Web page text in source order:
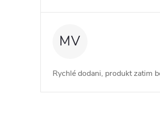
MV
Rychlé dodani, produkt zatim